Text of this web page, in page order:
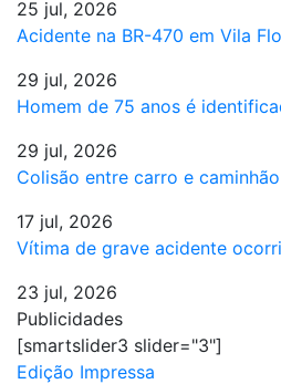
25 jul, 2026
Acidente na BR-470 em Vila
29 jul, 2026
Homem de 75 anos é
29 jul, 2026
Colisão entre carro e
17 jul, 2026
Vítima de grave acidente
23 jul, 2026
Publicidades
[smartslider3 slider="3"]
Edição Impressa